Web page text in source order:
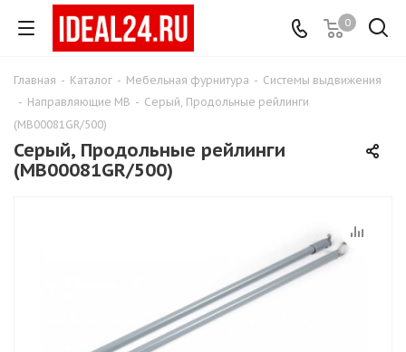
0
Главная - Каталог - Мебельная фурнитура - Системы выдвижения
- Направляющие MB - Серый, Продольные рейлинги
(MB00081GR/500)
Серый, Продольные рейлинги
(MB00081GR/500)